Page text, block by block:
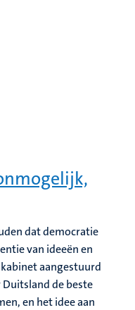
dat democratie
van ideeën en
aangestuurd
de beste
en het idee aan